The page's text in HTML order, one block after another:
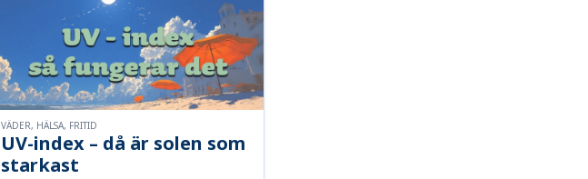
UV-index – då är solen som
starkast
VÄDER, HÄLSA, FRITID